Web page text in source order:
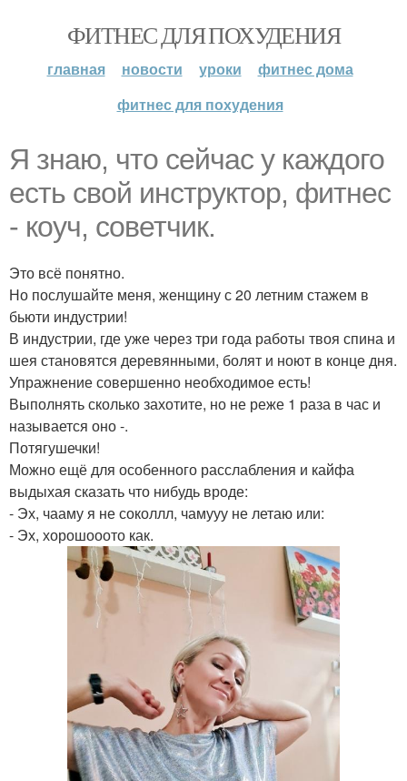
ФИТНЕС ДЛЯ ПОХУДЕНИЯ
главная новости уроки
фитнес дома
фитнес для похудения
Я знаю, что сейчас у каждого
есть свой инструктор, фитнес
- коуч, советчик.
Это всё понятно.
Но послушайте меня, женщину с 20 летним стажем в
бьюти индустрии!
В индустрии, где уже через три года работы твоя спина и
шея становятся деревянными, болят и ноют в конце дня.
Упражнение совершенно необходимое есть!
Выполнять сколько захотите, но не реже 1 раза в час и
называется оно -.
Потягушечки!
Можно ещё для особенного расслабления и кайфа
выдыхая сказать что нибудь вроде:
- Эх, чааму я не соколлл, чамууу не летаю или:
- Эх, хорошооото как.